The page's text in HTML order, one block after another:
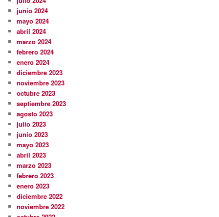
junio 2024
mayo 2024
abril 2024
marzo 2024
febrero 2024
enero 2024
diciembre 2023
noviembre 2023
octubre 2023
septiembre 2023
agosto 2023
julio 2023
junio 2023
mayo 2023
abril 2023
marzo 2023
febrero 2023
enero 2023
diciembre 2022
noviembre 2022